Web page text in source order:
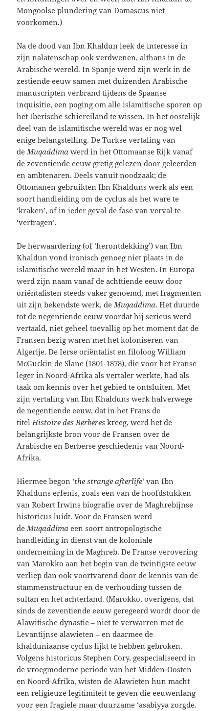
Mongoolse plundering van Damascus niet
voorkomen.)
Na de dood van Ibn Khaldun leek de interesse in
zijn nalatenschap ook verdwenen, althans in de
Arabische wereld. In Spanje werd zijn werk in de
zestiende eeuw samen met duizenden Arabische
manuscripten verbrand tijdens de Spaanse
inquisitie, een poging om alle islamitische sporen op
het Iberische schiereiland te wissen. In het oostelijk
deel van de islamitische wereld was er nog wel
enige belangstelling. De Turkse vertaling van
deMuqaddima werd in het Ottomaanse Rijk vanaf
de zeventiende eeuw gretig gelezen door geleerden
en ambtenaren. Deels vanuit noodzaak; de
Ottomanen gebruikten Ibn Khalduns werk als een
soort handleiding om de cyclus als het ware te
‘kraken’, of in ieder geval de fase van verval te
‘vertragen’.
De herwaardering (of ‘herontdekking’) van Ibn
Khaldun vond ironisch genoeg niet plaats in de
islamitische wereld maar in het Westen. In Europa
werd zijn naam vanaf de achttiende eeuw door
oriëntalisten steeds vaker genoemd, met fragmenten
uit zijn bekendste werk, deMuqaddima. Het duurde
tot de negentiende eeuw voordat hij serieus werd
vertaald, niet geheel toevallig op het moment dat de
Fransen bezig waren met het koloniseren van
Algerije. De Ierse oriëntalist en filoloog William
McGuckin de Slane (1801-1878), die voor het Franse
leger in Noord-Afrika als vertaler werkte, had als
taak om kennis over het gebied te ontsluiten. Met
zijn vertaling van Ibn Khalduns werk halverwege
de negentiende eeuw, dat in het Frans de
titelHistoire des Berbères kreeg, werd het de
belangrijkste bron voor de Fransen over de
Arabische en Berberse geschiedenis van Noord-
Afrika.
Hiermee begon ‘the strange afterlife’ van Ibn
Khalduns erfenis, zoals een van de hoofdstukken
van Robert Irwins biografie over de Maghrebijnse
historicus luidt. Voor de Fransen werd
deMuqaddima een soort antropologische
handleiding in dienst van de koloniale
onderneming in de Maghreb. De Franse verovering
van Marokko aan het begin van de twintigste eeuw
verliep dan ook voortvarend door de kennis van de
stammenstructuur en de verhouding tussen de
sultan en het achterland. (Marokko, overigens, dat
sinds de zeventiende eeuw geregeerd wordt door de
Alawitische dynastie ‒ niet te verwarren met de
Levantijnse alawieten – en daarmee de
khalduniaanse cyclus lijkt te hebben gebroken.
Volgens historicus Stephen Cory, gespecialiseerd in
de vroegmoderne periode van het Midden-Oosten
en Noord-Afrika, wisten de Alawieten hun macht
een religieuze legitimiteit te geven die eeuwenlang
voor een fragiele maar duurzame ‘asabiyya zorgde.